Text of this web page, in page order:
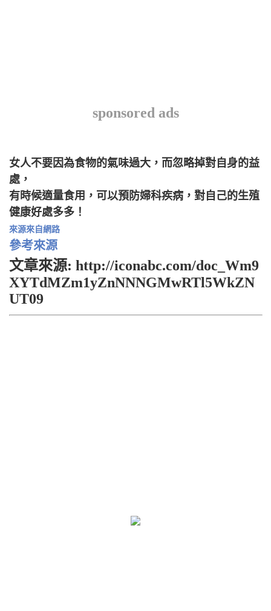
sponsored ads
女人不要因為食物的氣味過大，而忽略掉對自身的益
處，
有時候適量食用，可以預防婦科疾病，對自己的生殖
健康好處多多！
來源來自網路
參考來源
文章來源: http://iconabc.com/doc_Wm9
XYTdMZm1yZnNNNGMwRTl5WkZN
UT09